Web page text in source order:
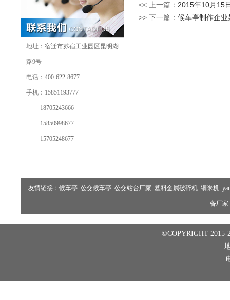
地址：宿迁市苏宿工业园区昆明湖
路9号
电话：400-622-8677
手机：15851193777
18705243666
15850998677
15705248677
<< 上一篇： 2015年10月15
>> 下一篇： 候车亭制作企
友情链接： 候车亭 公交候车亭 公交站台厂家 塑料金属破碎机 铜米机
备厂家
©COPYRIGHT 2015-